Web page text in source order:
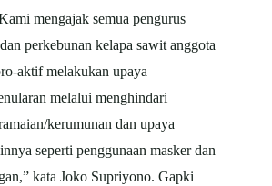
mengajak semua pengurus
perkebunan kelapa sawit anggota
aktif melakukan upaya
melalui menghindari
kerumunan dan upaya
seperti penggunaan masker dan
kata Joko Supriyono. Gapki